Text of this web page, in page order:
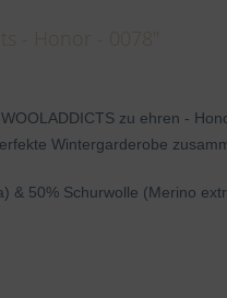
zu ehren -
Wintergarderobe
& 50% Schurwolle (Merino